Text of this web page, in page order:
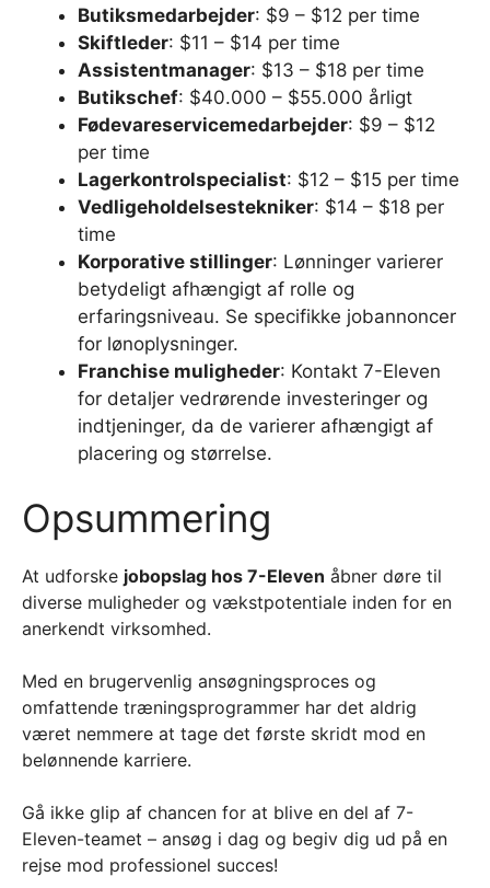
Butiksmedarbejder: $9 – $12 per time
Skiftleder: $11 – $14 per time
Assistentmanager: $13 – $18 per time
Butikschef: $40.000 – $55.000 årligt
Fødevareservicemedarbejder: $9 – $12
per time
Lagerkontrolspecialist: $12 – $15 per time
Vedligeholdelsestekniker: $14 – $18 per
time
Korporative stillinger: Lønninger varierer
betydeligt afhængigt af rolle og
erfaringsniveau. Se specifikke jobannoncer
for lønoplysninger.
Franchise muligheder: Kontakt 7-Eleven
for detaljer vedrørende investeringer og
indtjeninger, da de varierer afhængigt af
placering og størrelse.
Opsummering
At udforske jobopslag hos 7-Eleven åbner døre til
diverse muligheder og vækstpotentiale inden for en
anerkendt virksomhed.
Med en brugervenlig ansøgningsproces og
omfattende træningsprogrammer har det aldrig
været nemmere at tage det første skridt mod en
belønnende karriere.
Gå ikke glip af chancen for at blive en del af 7-
Eleven-teamet – ansøg i dag og begiv dig ud på en
rejse mod professionel succes!